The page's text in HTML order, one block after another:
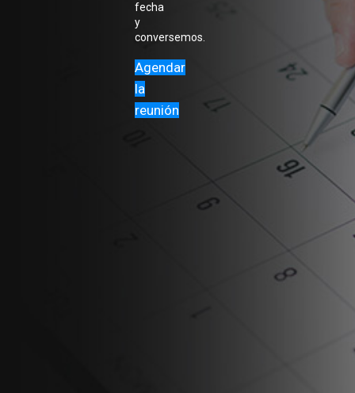
fecha
y
conversemos.
Agendar
la
reunión